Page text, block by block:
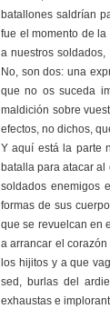
batallones saldrían
fue el momento de
a nuestros
No, son dos: una
que no os suceda
maldición sobre
efectos, no dichos,
Y aquí está la parte
batalla para atacar al
soldados enemigos
formas de sus
que se revuelcan en
a arrancar el
los hijitos y a que
sed, burlas del
exhaustas e